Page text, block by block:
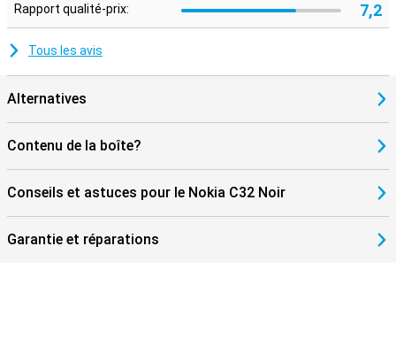
Rapport qualité-prix: 7,2
Tous les avis
Alternatives
Contenu de la boîte?
Conseils et astuces pour le Nokia C32 Noir
Garantie et réparations